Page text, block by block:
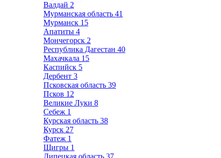
Валдай 2
Мурманская область 41
Мурманск 15
Апатиты 4
Мончегорск 2
Республика Дагестан 40
Махачкала 15
Каспийск 5
Дербент 3
Псковская область 39
Псков 12
Великие Луки 8
Себеж 1
Курская область 38
Курск 27
Фатеж 1
Щигры 1
Липецкая область 37